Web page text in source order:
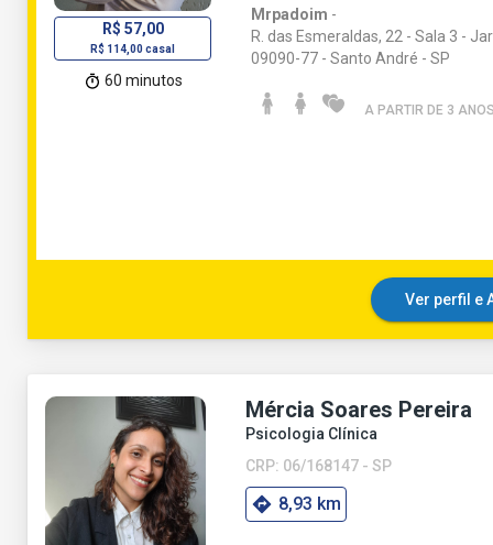
R$ 57,00
R$ 114,00 casal
60 minutos
Mrpadoim -
R. das Esmeraldas, 22 - Sala 3 -
09090-77 - Santo André - SP
A PARTIR DE 3 ANOS
Ver perfil e
Mércia Soares Pereira
Psicologia Clínica
CRP: 06/168147 - SP
8,93 km